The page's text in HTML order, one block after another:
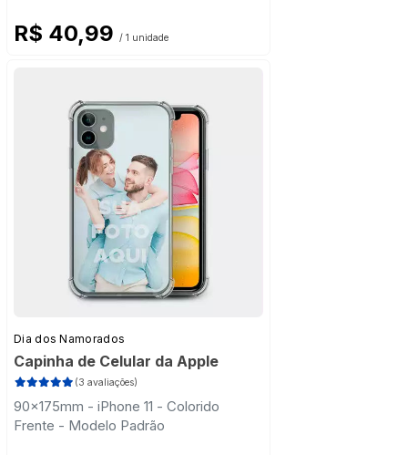
R$ 40,99 / 1 unidade
Dia dos Namorados
Capinha de Celular da Apple
(3 avaliações)
90x175mm - iPhone 11 - Colorido
Frente - Modelo Padrão